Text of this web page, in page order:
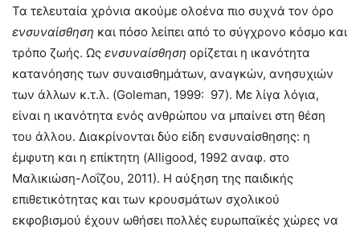
Τα τελευταία χρόνια ακούμε ολοένα πιο συχνά τον όρο
ενσυναίσθηση και πόσο λείπει από το σύγχρονο κόσμο και
τρόπο ζωής. Ως ενσυναίσθηση ορίζεται η ικανότητα
κατανόησης των συναισθημάτων, αναγκών, ανησυχιών
των άλλων κ.τ.λ. (Goleman, 1999: 97). Με λίγα λόγια,
είναι η ικανότητα ενός ανθρώπου να μπαίνει στη θέση
του άλλου. Διακρίνονται δύο είδη ενσυναίσθησης: η
έμφυτη και η επίκτητη (Alligood, 1992 αναφ. στο
Μαλικιώση-Λοΐζου, 2011). Η αύξηση της παιδικής
επιθετικότητας και των κρουσμάτων σχολικού
εκφοβισμού έχουν ωθήσει πολλές ευρωπαϊκές χώρες να